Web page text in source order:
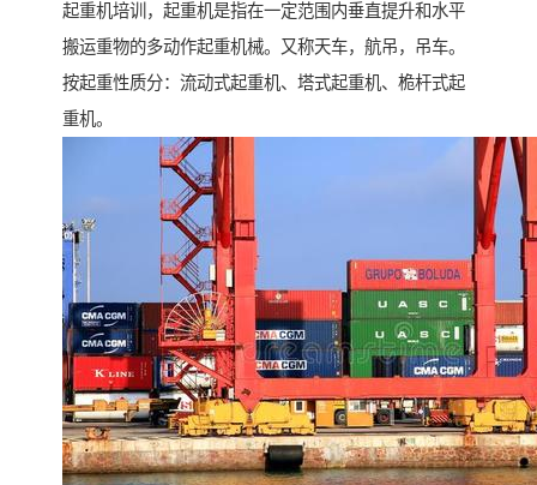
起重机培训，起重机是指在一定范围内垂直提升和水平
搬运重物的多动作起重机械。又称天车，航吊，吊车。
按起重性质分：流动式起重机、塔式起重机、桅杆式起
重机。